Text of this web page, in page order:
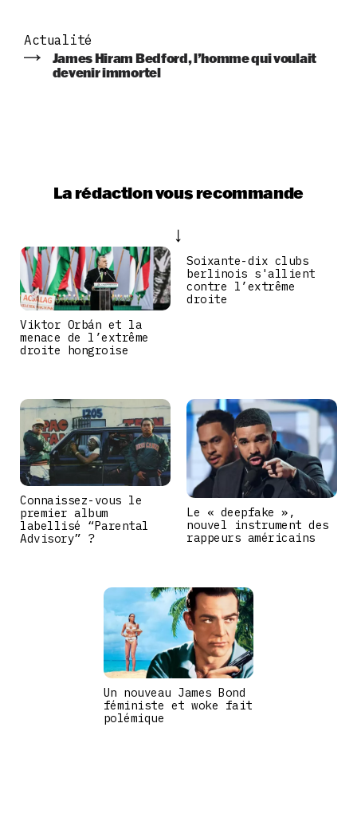
Actualité
James Hiram Bedford, l’homme qui voulait
devenir immortel
La rédaction vous recommande
Viktor Orbán et la
menace de l’extrême
droite hongroise
Soixante-dix clubs
berlinois s'allient
contre l’extrême
droite
Connaissez-vous le
premier album
labellisé “Parental
Advisory” ?
Le « deepfake »,
nouvel instrument des
rappeurs américains
Un nouveau James Bond
féministe et woke fait
polémique